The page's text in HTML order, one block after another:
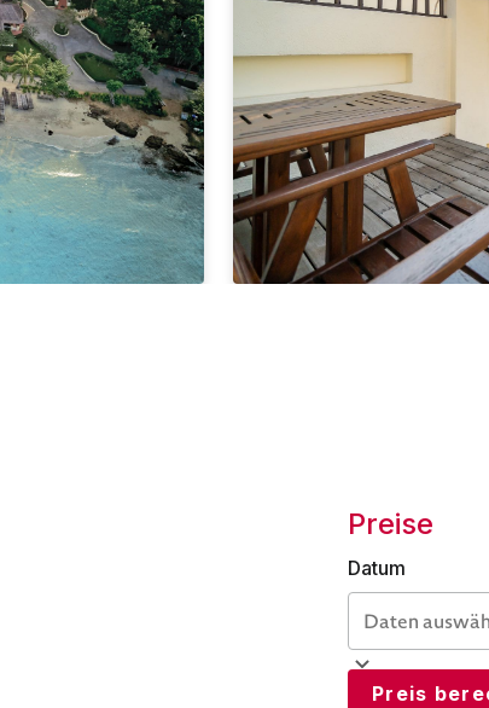
Preise
Datum
Preis